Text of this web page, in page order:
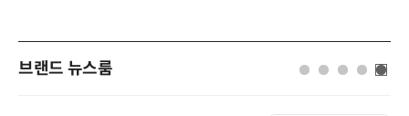
브랜드 뉴스룸